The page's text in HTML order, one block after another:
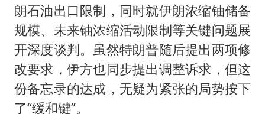
朗石油出口限制，同时就伊朗浓缩铀储备
规模、未来铀浓缩活动限制等关键问题展
开深度谈判。虽然特朗普随后提出两项修
改要求，伊方也同步提出调整诉求，但这
份备忘录的达成，无疑为紧张的局势按下
了“缓和键”。